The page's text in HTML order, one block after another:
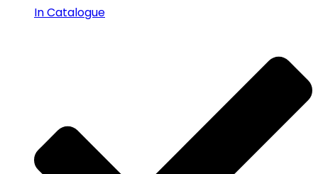
In Catalogue